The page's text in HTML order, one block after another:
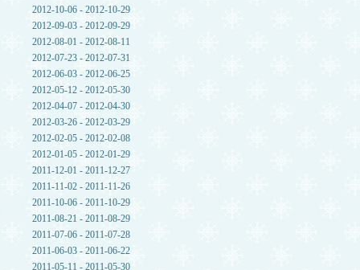
2012-10-06 - 2012-10-29
2012-09-03 - 2012-09-29
2012-08-01 - 2012-08-11
2012-07-23 - 2012-07-31
2012-06-03 - 2012-06-25
2012-05-12 - 2012-05-30
2012-04-07 - 2012-04-30
2012-03-26 - 2012-03-29
2012-02-05 - 2012-02-08
2012-01-05 - 2012-01-29
2011-12-01 - 2011-12-27
2011-11-02 - 2011-11-26
2011-10-06 - 2011-10-29
2011-08-21 - 2011-08-29
2011-07-06 - 2011-07-28
2011-06-03 - 2011-06-22
2011-05-11 - 2011-05-30